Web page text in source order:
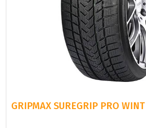
GRIPMAX SUREGRIP PRO